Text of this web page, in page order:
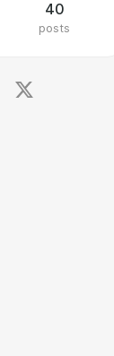
40
posts